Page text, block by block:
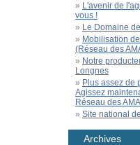
L'avenir de
vous !
Le Domaine
Mobilisation
(Réseau des
Notre
Longnes
Plus assez de
Agissez
Réseau des
Site national
Archives